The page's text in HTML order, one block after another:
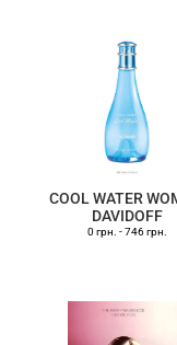
COOL WATER
DAVIDOFF
0 грн. -746 грн.